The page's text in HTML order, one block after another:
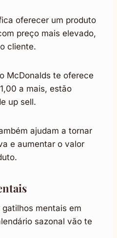
oferecer um produto
preço mais elevado,
cliente.
McDonalds te oferece
a mais, estão
up sell.
ajudam a tornar
e aumentar o valor
mentais em
sazonal vão te